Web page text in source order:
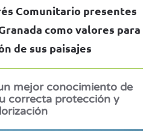
Comunitario presentes
como valores para
de sus paisajes
mejor conocimiento de
correcta protección y